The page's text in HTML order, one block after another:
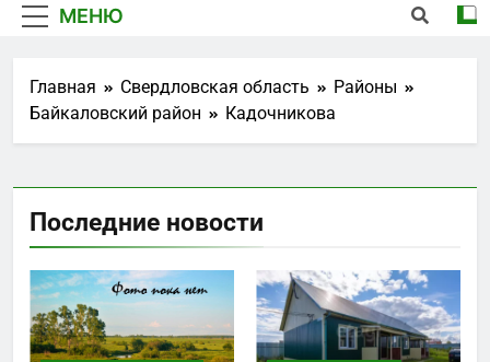
МЕНЮ
Главная Свердловская область
Районы
Байкаловский район
Кадочникова
Последние новости